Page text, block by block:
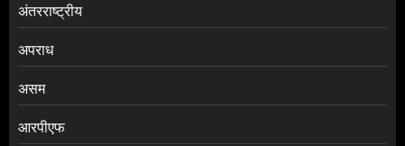
अंतरराष्ट्रीय
अपराध
असम
आरपीएफ